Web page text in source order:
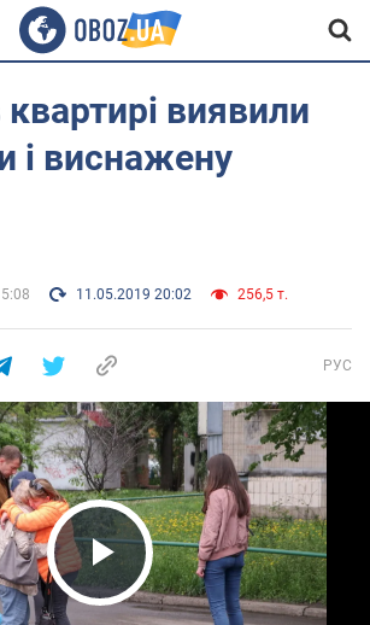
виявили
і виснажену
11.05.2019 20:02 256,5 т.
РУС
Play Video